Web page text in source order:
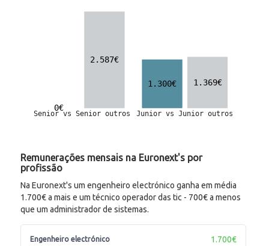
Remunerações mensais na Euronext's por
profissão
Na Euronext's um engenheiro electrónico ganha em média
1.700€ a mais e um técnico operador das tic - 700€ a menos
que um administrador de sistemas.
Engenheiro electrónico 1.700€